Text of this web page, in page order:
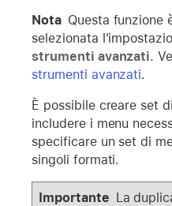
Nota Questa funzione
selezionata
strumenti avanzati.
strumenti avanzati.
È possibile creare set
includere i menu
specificare un set di
singoli formati.
Importante La